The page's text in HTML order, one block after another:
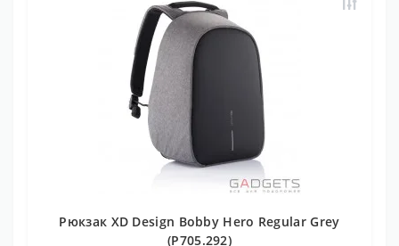
Рюкзак XD Design Bobby Hero Regular Grey
(P705.292)